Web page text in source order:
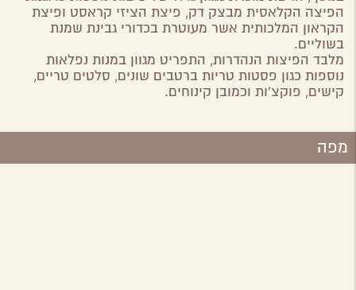
הפיצה הקלאסית מבצק דק, פיצת הציזי קראסט ופיצת
הקראון המלכותית אשר מעוטרת בכדורי גבינת שמנת
בשוליים.
מלבד הפיצות הנהדרות, התפריט מגוון במנות נפלאות
נוספות כגון פסטות טריות ברטבים שונים, סלטים טריים,
קישים, פוקצ'ות וכמובן קינוחים.
מפה